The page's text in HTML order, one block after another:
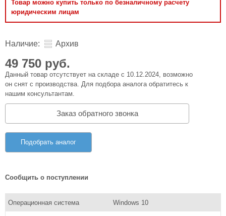
Товар можно купить только по безналичному расчету
юридическим лицам
Наличие: Архив
49 750 руб.
Данный товар отсутствует на складе с 10.12.2024, возможно
он снят с производства. Для подбора аналога обратитесь к
нашим консультантам.
Заказ обратного звонка
Подобрать аналог
Сообщить о поступлении
Операционная система Windows 10